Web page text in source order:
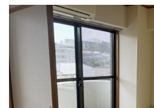
c
e
b
o
t
t